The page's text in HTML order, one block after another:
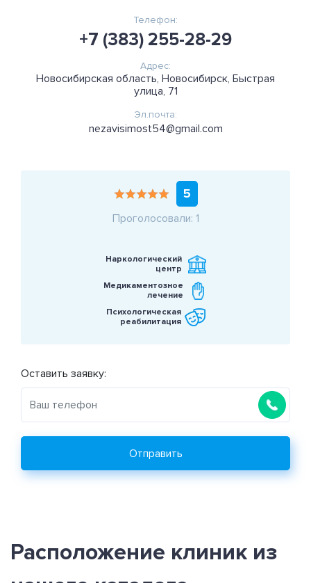
Телефон:
+7 (383) 255-28-29
Адрес:
Новосибирская область, Новосибирск, Быстрая
улица, 71
Эл.почта:
nezavisimost54@gmail.com
5
Проголосовали: 1
Наркологический
центр
Медикаментозное
лечение
Психологическая
реабилитация
Оставить заявку:
Отправить
Расположение клиник из